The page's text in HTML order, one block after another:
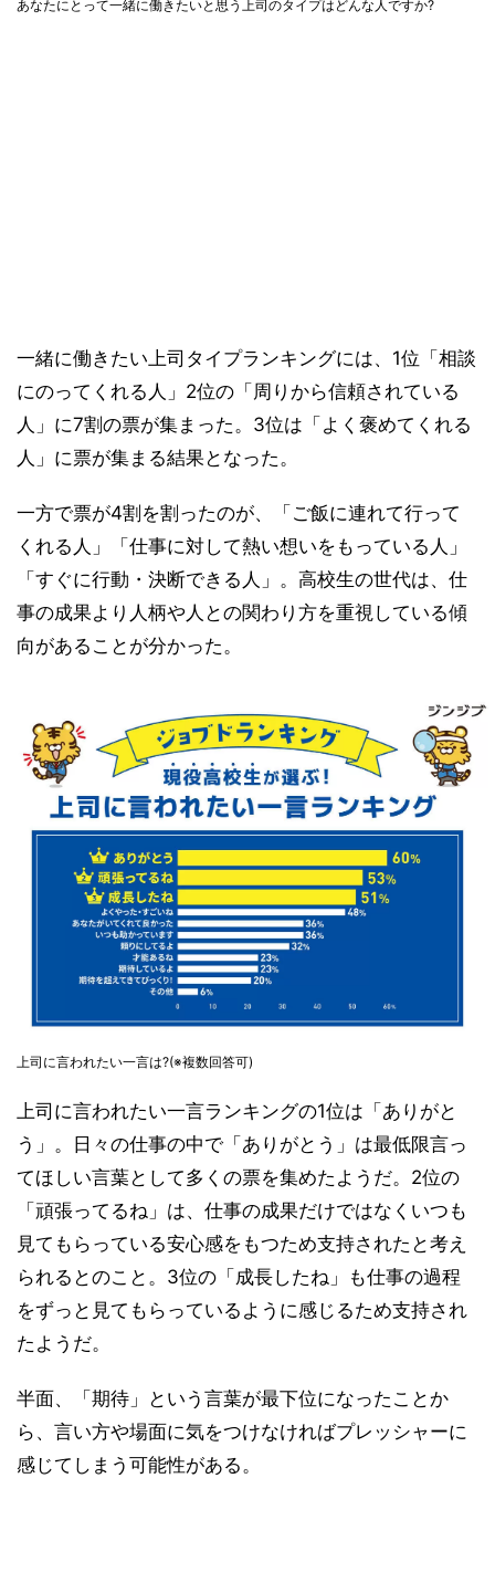
あなたにとって一緒に働きたいと思う上司のタイプはどんな人ですか?
一緒に働きたい上司タイプランキングには、1位「相談
にのってくれる人」2位の「周りから信頼されている
人」に7割の票が集まった。3位は「よく褒めてくれる
人」に票が集まる結果となった。
一方で票が4割を割ったのが、「ご飯に連れて行って
くれる人」「仕事に対して熱い想いをもっている人」
「すぐに行動・決断できる人」。高校生の世代は、仕
事の成果より人柄や人との関わり方を重視している傾
向があることが分かった。
上司に言われたい一言は?(※複数回答可)
上司に言われたい一言ランキングの1位は「ありがと
う」。日々の仕事の中で「ありがとう」は最低限言っ
てほしい言葉として多くの票を集めたようだ。2位の
「頑張ってるね」は、仕事の成果だけではなくいつも
見てもらっている安心感をもつため支持されたと考え
られるとのこと。3位の「成長したね」も仕事の過程
をずっと見てもらっているように感じるため支持され
たようだ。
半面、「期待」という言葉が最下位になったことか
ら、言い方や場面に気をつけなければプレッシャーに
感じてしまう可能性がある。